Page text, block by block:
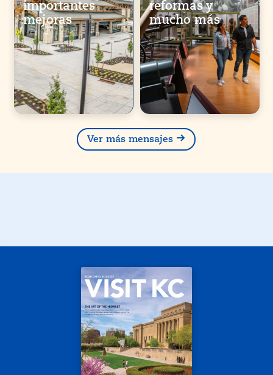
importantes
mejoras
reformas y
mucho más
Ver más mensajes